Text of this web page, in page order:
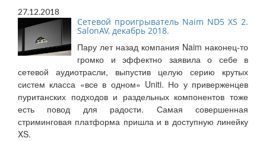
27.12.2018
Сетевой проигрыватель Naim ND5 XS 2.
SalonAV, декабрь 2018.
Пару лет назад компания Naim наконец-то
громко и эффектно заявила о себе в
сетевой аудиотрасли, выпустив целую серию крутых
систем класса «все в одном» Uniti. Но у приверженцев
пуританских подходов и раздельных компонентов тоже
есть повод для радости. Самая совершенная
стриминговая платформа пришла и в доступную линейку
XS.